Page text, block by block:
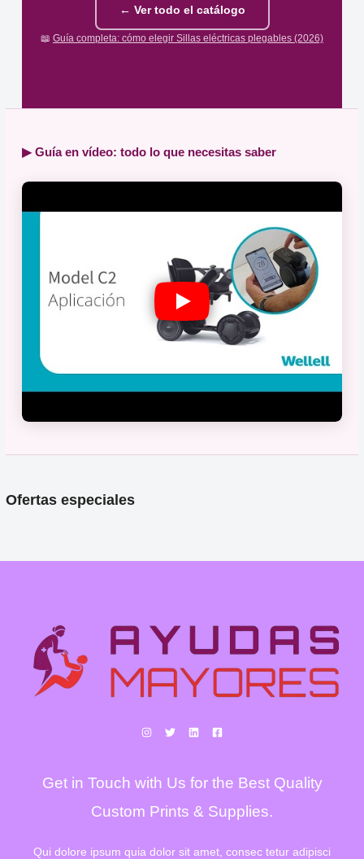
← Ver todo el catálogo
📖 Guía completa: cómo elegir Sillas eléctricas plegables (2026)
▶ Guía en vídeo: todo lo que necesitas saber
Ofertas especiales
Get in Touch with Us for the Best Quality
Custom Prints & Supplies.
Qui dolore ipsum quia dolor sit amet, consec tetur adipisci